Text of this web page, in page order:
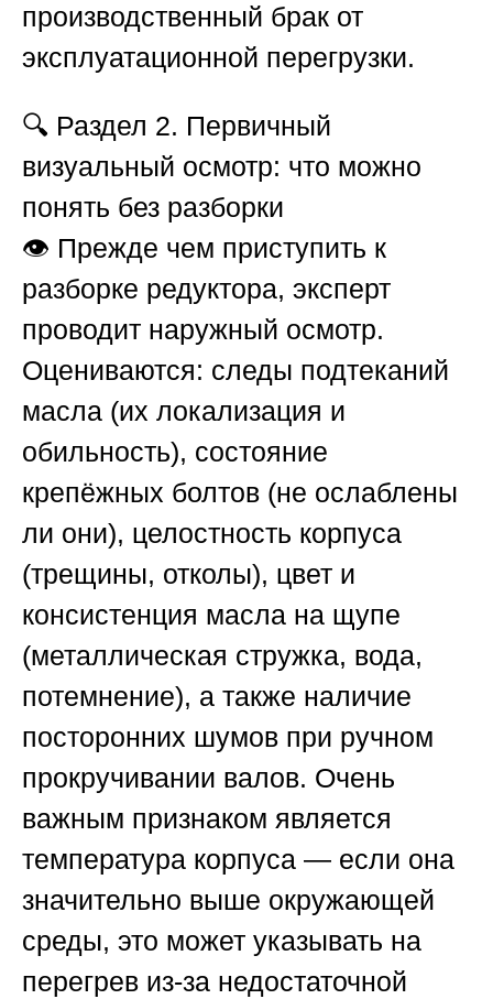
производственный брак от
эксплуатационной перегрузки.
🔍 Раздел 2. Первичный
визуальный осмотр: что можно
понять без разборки
👁️ Прежде чем приступить к
разборке редуктора, эксперт
проводит наружный осмотр.
Оцениваются: следы подтеканий
масла (их локализация и
обильность), состояние
крепёжных болтов (не ослаблены
ли они), целостность корпуса
(трещины, отколы), цвет и
консистенция масла на щупе
(металлическая стружка, вода,
потемнение), а также наличие
посторонних шумов при ручном
прокручивании валов. Очень
важным признаком является
температура корпуса — если она
значительно выше окружающей
среды, это может указывать на
перегрев из-за недостаточной